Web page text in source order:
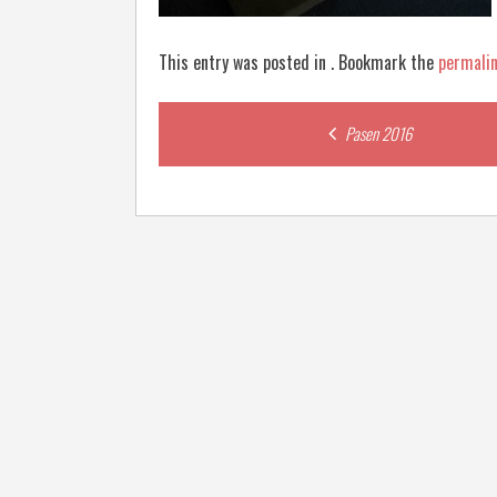
This entry was posted in . Bookmark the
navigation
Pasen 2016